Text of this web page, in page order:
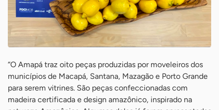
“O Amapá traz oito peças produzidas por moveleiros dos
municípios de Macapá, Santana, Mazagão e Porto Grande
para serem vitrines. São peças confeccionadas com
madeira certificada e design amazônico, inspirado na